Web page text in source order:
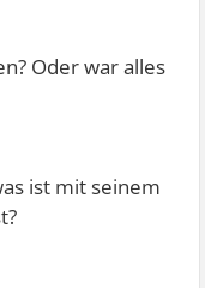
Oder war alles
ist mit seinem